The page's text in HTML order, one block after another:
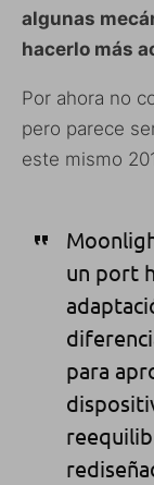
algunas
hacerlo más
Por ahora no
pero parece
este mismo
un port
para